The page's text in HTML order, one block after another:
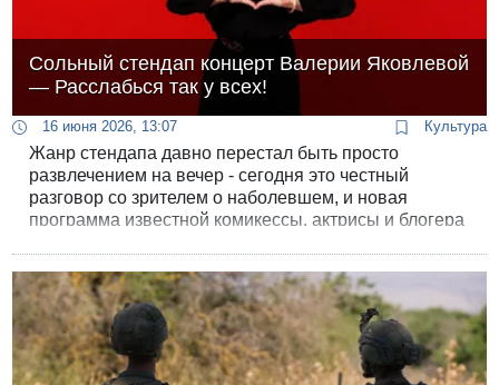
Сольный стендап концерт Валерии Яковлевой
— Расслабься так у всех!
16 июня 2026, 13:07 Культура
Жанр стендапа давно перестал быть просто
развлечением на вечер - сегодня это честный
разговор со зрителем о наболевшем, и новая
программа известной комикессы, актрисы и блогера
«Расслабься, так у всех» обещает стать не просто
порцией качественного юмора, а настоящим
противоядием от экзистенциальных кризисов.